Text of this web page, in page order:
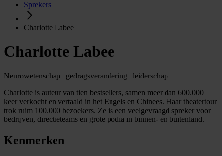
Sprekers
Charlotte Labee
Charlotte Labee
Neurowetenschap | gedragsverandering | leiderschap
Charlotte is auteur van tien bestsellers, samen meer dan 600.000
keer verkocht en vertaald in het Engels en Chinees. Haar theatertour
trok ruim 100.000 bezoekers. Ze is een veelgevraagd spreker voor
bedrijven, directieteams en grote podia in binnen- en buitenland.
Kenmerken